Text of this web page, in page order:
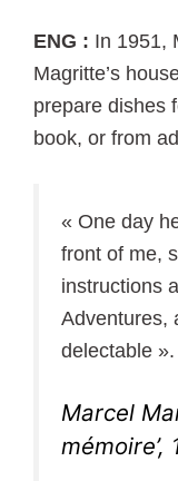
ENG : In 1951,
Magritte’s
prepare dishes
book, or from
« One day
front of me,
instructions
Adventures,
delectable ».
Marcel
mémoire’,